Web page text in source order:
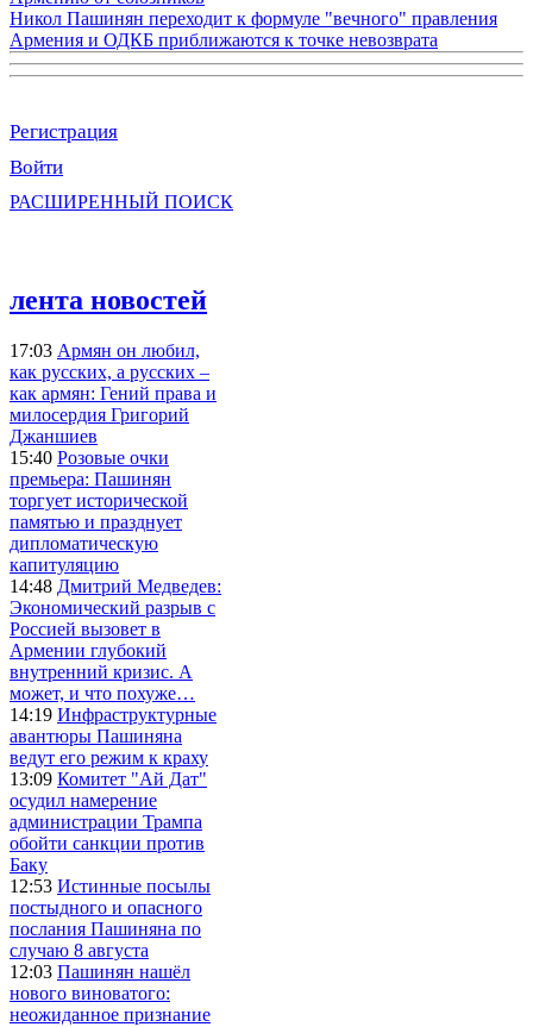
Никол Пашинян переходит к формуле "вечного" правления
Армения и ОДКБ приближаются к точке невозврата
Регистрация
Войти
РАСШИРЕННЫЙ ПОИСК
лента новостей
17:03 Армян он любил,
как русских, а русских –
как армян: Гений права и
милосердия Григорий
Джаншиев
15:40 Розовые очки
премьера: Пашинян
торгует исторической
памятью и празднует
дипломатическую
капитуляцию
14:48 Дмитрий Медведев:
Экономический разрыв с
Россией вызовет в
Армении глубокий
внутренний кризис. А
может, и что похуже…
14:19 Инфраструктурные
авантюры Пашиняна
ведут его режим к краху
13:09 Комитет "Ай Дат"
осудил намерение
администрации Трампа
обойти санкции против
Баку
12:53 Истинные посылы
постыдного и опасного
послания Пашиняна по
случаю 8 августа
12:03 Пашинян нашёл
нового виноватого:
неожиданное признание